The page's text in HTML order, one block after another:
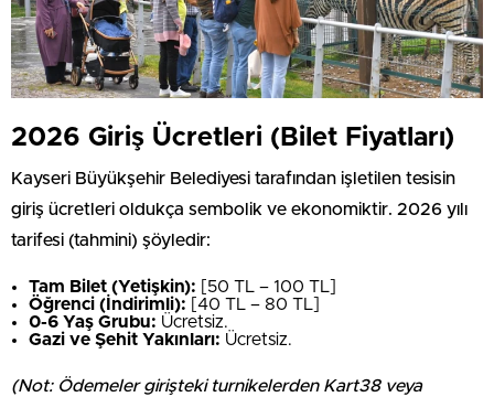
2026 Giriş Ücretleri (Bilet Fiyatları)
Kayseri Büyükşehir Belediyesi tarafından işletilen tesisin
giriş ücretleri oldukça sembolik ve ekonomiktir. 2026 yılı
tarifesi (tahmini) şöyledir:
Tam Bilet (Yetişkin): [50 TL – 100 TL]
Öğrenci (İndirimli): [40 TL – 80 TL]
0-6 Yaş Grubu: Ücretsiz.
Gazi ve Şehit Yakınları: Ücretsiz.
(Not: Ödemeler girişteki turnikelerden Kart38 veya